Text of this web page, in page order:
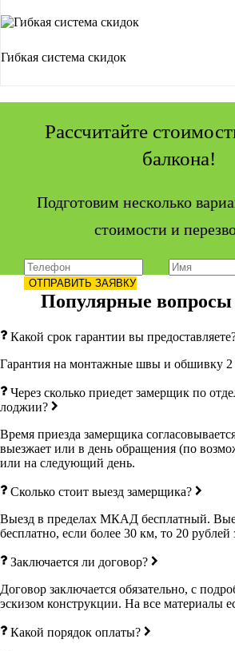
Гибкая система скидок
Рассчитайте
балкона!
Подготовим несколько
стоимости и
Популярные вопросы
Какой срок гарантии вы
Гарантия на монтажные швы и обшивку 2
Через сколько приедет замерщик по
лоджии?
Время приезда замерщика
выезжает или в день обращения (по
или на следующий день.
Сколько стоит выезд замерщика?
Выезд в пределах МКАД бесплатный.
бесплатно, если более 30 км, то 20 рублей
Заключается ли договор?
Договор заключается обязательно, с
эскизом конструкции. На все материалы
Какой порядок оплаты?